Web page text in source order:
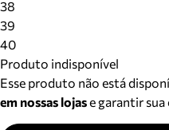
38
39
40
Produto indisponível
Esse produto não está
em nossas lojase garantir sua